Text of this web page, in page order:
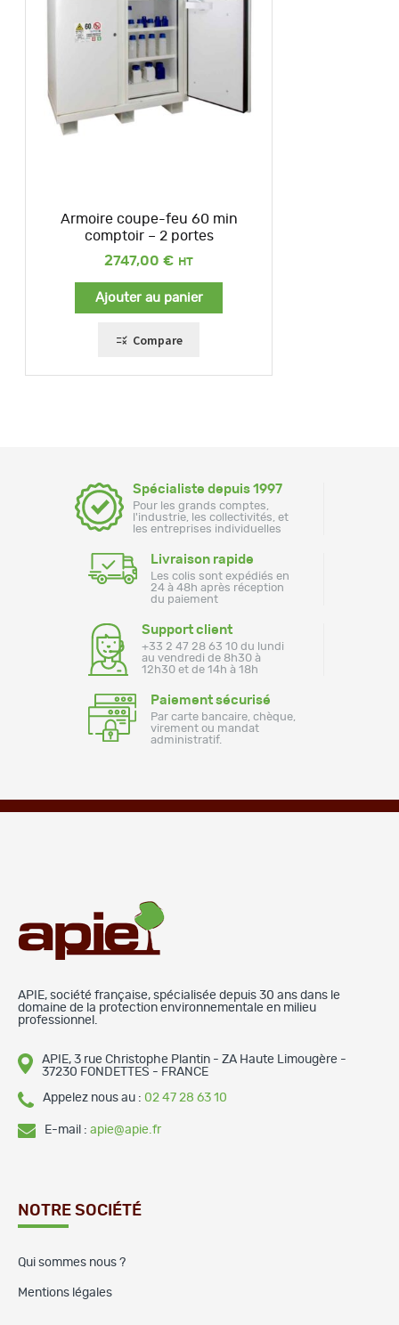
Armoire coupe-feu 60 min
comptoir – 2 portes
2747,00 €
Ajouter au panier
Compare
Spécialiste depuis 1997
Pour les grands comptes,
l'industrie, les collectivités, et
les entreprises individuelles
Livraison rapide
Les colis sont expédiés en
24 à 48h après réception
du paiement
Support client
+33 2 47 28 63 10 du lundi
au vendredi de 8h30 à
12h30 et de 14h à 18h
Paiement sécurisé
Par carte bancaire, chèque,
virement ou mandat
administratif.
APIE, société française, spécialisée depuis 30 ans dans le
domaine de la protection environnementale en milieu
professionnel.
APIE, 3 rue Christophe Plantin - ZA Haute Limougère -
37230 FONDETTES - FRANCE
Appelez nous au : 02 47 28 63 10
E-mail : apie@apie.fr
NOTRE SOCIÉTÉ
Qui sommes nous ?
Mentions légales